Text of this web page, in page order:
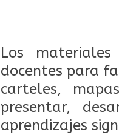
Los
docentes para
carteles,
presentar,
aprendizajes